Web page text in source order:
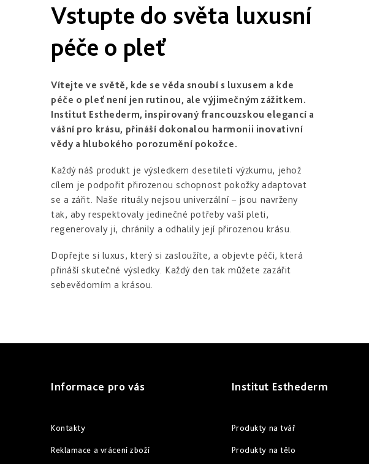
Vstupte do světa luxusní
péče o pleť
Vítejte ve světě, kde se věda snoubí s luxusem a kde
péče o pleť není jen rutinou, ale výjimečným zážitkem.
Institut Esthederm, inspirovaný francouzskou elegancí a
vášní pro krásu, přináší dokonalou harmonii inovativní
vědy a hlubokého porozumění pokožce.
Každý náš produkt je výsledkem desetiletí výzkumu, jehož
cílem je podpořit přirozenou schopnost pokožky adaptovat
se a zářit. Naše rituály nejsou univerzální – jsou navrženy
tak, aby respektovaly jedinečné potřeby vaší pleti,
regenerovaly ji, chránily a odhalily její přirozenou krásu.
Dopřejte si luxus, který si zasloužíte, a objevte péči, která
přináší skutečné výsledky. Každý den tak můžete zazářit
sebevědomím a krásou.
Informace pro vás
Kontakty
Reklamace a vrácení zboží
Institut Esthederm
Produkty na tvář
Produkty na tělo